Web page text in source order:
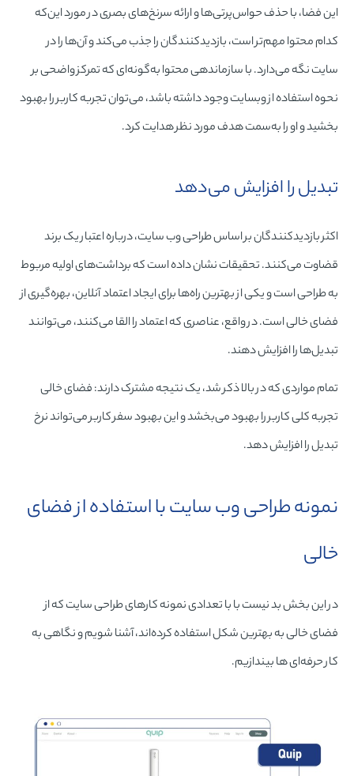
این فضا، با حذف حواس‌پرتی‌ها و ارائه سرنخ‌های بصری در مورد این‌که
کدام محتوا مهم‌تر است، بازدیدکنندگان را جذب می‌کند و آن‌ها را در
سایت نگه می‌دارد. با سازماندهی محتوا به‌گونه‌ای که تمرکز واضحی بر
نحوه استفاده از وبسایت وجود داشته باشد، می‌توان تجربه کاربر را بهبود
بخشید و او را به‌سمت هدف مورد نظر هدایت کرد.
تبدیل را افزایش می‌دهد
اکثر بازدیدکنندگان بر اساس طراحی وب سایت، درباره اعتبار یک برند
قضاوت می‌کنند. تحقیقات نشان داده است که برداشت‌های اولیه مربوط
به طراحی است و یکی از بهترین راه‌ها برای ایجاد اعتماد آنلاین، بهره‌گیری از
فضای خالی است. در واقع، عناصری که اعتماد را القا می‌کنند، می‌توانند
تبدیل‌ها را افزایش دهند.
تمام مواردی که در بالا ذکر شد، یک نتیجه مشترک دارند: فضای خالی
تجربه کلی کاربر را بهبود می‌بخشد و این بهبود سفر کاربر می‌تواند نرخ
تبدیل را افزایش دهد.
نمونه طراحی وب سایت با استفاده از فضای
خالی
در این بخش بد نیست با با تعدادی نمونه کارهای طراحی سایت که از
فضای خالی به بهترین شکل استفاده کرده‌اند، آشنا شویم و نگاهی به
کار حرفه‌ای ها بیندازیم.